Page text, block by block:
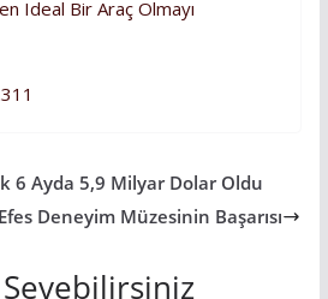
Ideal Bir Araç Olmayı
6 Ayda 5,9 Milyar Dolar Oldu
Efes Deneyim Müzesinin Başarısı